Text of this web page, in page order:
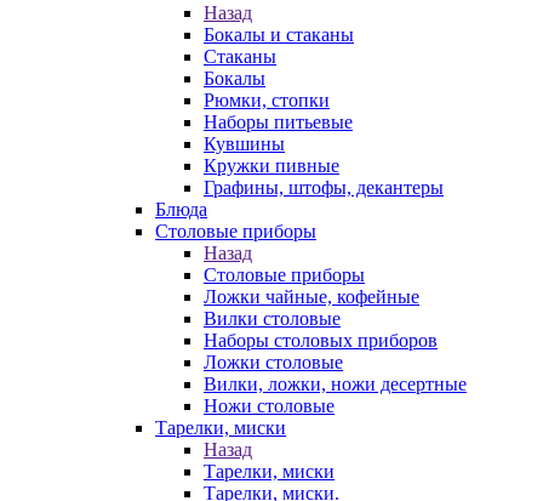
Назад
Бокалы и стаканы
Стаканы
Бокалы
Рюмки, стопки
Наборы питьевые
Кувшины
Кружки пивные
Графины, штофы, декантеры
Блюда
Столовые приборы
Назад
Столовые приборы
Ложки чайные, кофейные
Вилки столовые
Наборы столовых приборов
Ложки столовые
Вилки, ложки, ножи десертные
Ножи столовые
Тарелки, миски
Назад
Тарелки, миски
Тарелки, миски.